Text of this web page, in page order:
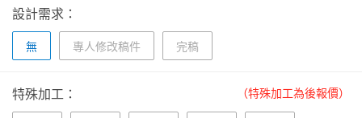
設計需求：
無 專人修改稿件 完稿
特殊加工： （特殊加工為後報價）